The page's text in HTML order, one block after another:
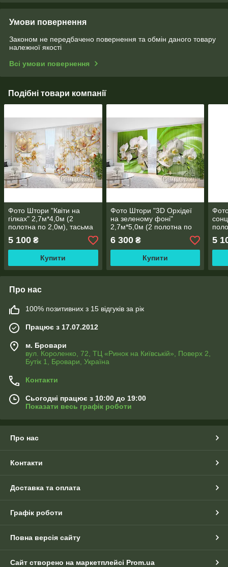
Умови повернення
Законом не передбачено повернення та обмін даного товару
належної якості
Всі умови повернення
Подібні товари компанії
Фото Штори "Квіти на
гілках" 2,7м*4,0м (2
полотна по 2,0м), тасьма
5 100 ₴
Купити
Фото Штори "3D Орхідеї
на зеленому фоні"
2,7м*5,0м (2 полотна по
6 300₴
Купити
5
Про нас
100% позитивних з 15 відгуків за рік
Працює з 17.07.2012
м. Бровари
вул. Короленко, 72, ТЦ «Ринок на Київській», Поверх 2,
Бутік 1, Бровари, Україна
Контакти
Сьогодні працює з 10:00 до 19:00
Показати весь графік роботи
Про нас
Контакти
Доставка та оплата
Графік роботи
Повна версія сайту
Сайт створено на маркетплейсі Prom.ua